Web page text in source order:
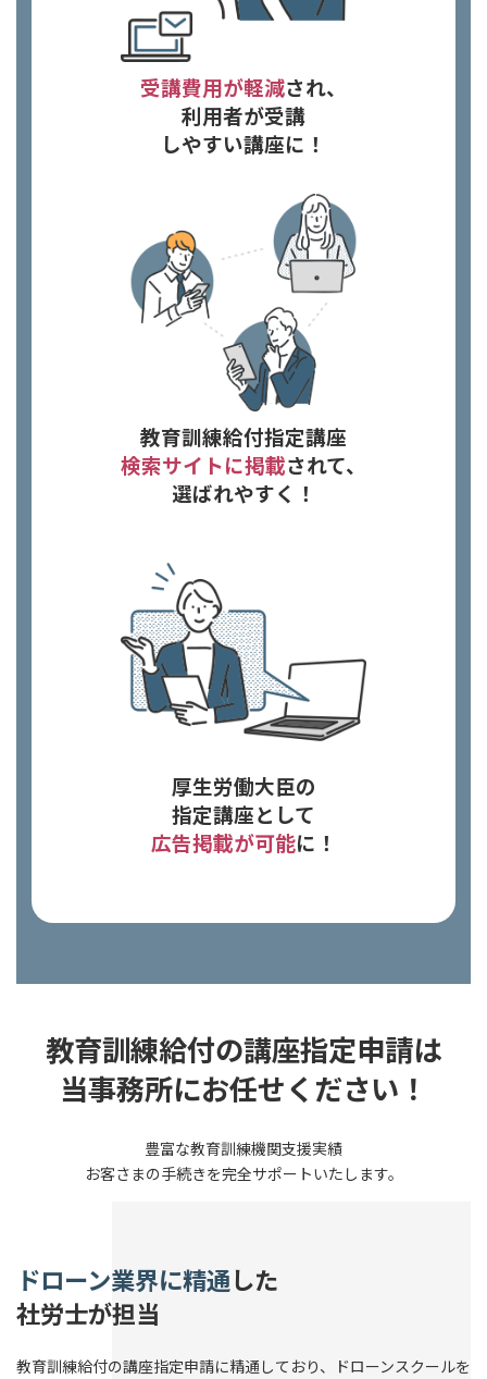
受講費用が軽減され、
利用者が受講
しやすい講座に！
教育訓練給付指定講座
検索サイトに掲載されて、
選ばれやすく！
厚生労働大臣の
指定講座として
広告掲載が可能に！
教育訓練給付の講座指定申請は
当事務所にお任せください！
豊富な教育訓練機関支援実績
お客さまの手続きを完全サポートいたします。
ドローン業界に精通した
社労士が担当
教育訓練給付の講座指定申請に精通しており、ドローンスクールを